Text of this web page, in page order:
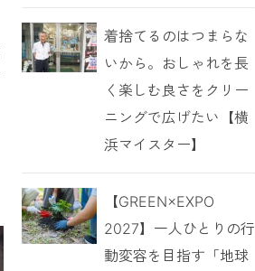
着捨てるのはつまらな
いから。おしゃれを長
く楽しむ良さをクリー
ニングで広げたい【横
浜マイスター】
【GREEN×EXPO
2027】一人ひとりの行
動変容を目指す「地球